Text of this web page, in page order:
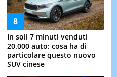
In soli 7 minuti venduti
20.000 auto: cosa ha di
particolare questo nuovo
SUV cinese